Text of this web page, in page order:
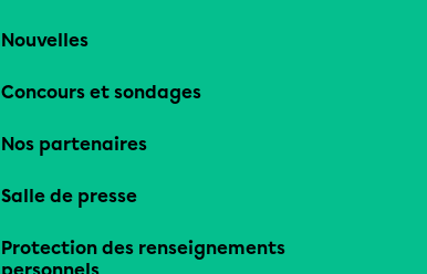
Nouvelles
Concours et sondages
Nos partenaires
Salle de presse
Protection des renseignements